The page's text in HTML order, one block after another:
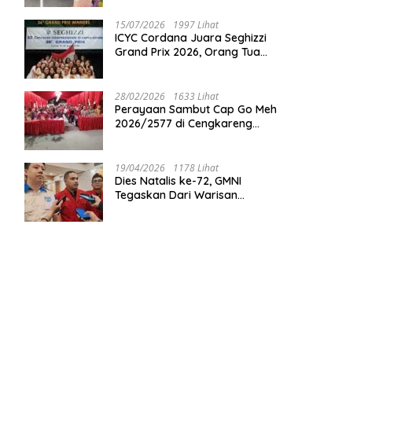
15/07/2026 1997 Lihat
ICYC Cordana Juara Seghizzi
Grand Prix 2026, Orang Tua
Indonesia
28/02/2026 1633 Lihat
Perayaan Sambut Cap Go Meh
2026/2577 di Cengkareng
Harmoni
19/04/2026 1178 Lihat
Dies Natalis ke-72, GMNI
Tegaskan Dari Warisan